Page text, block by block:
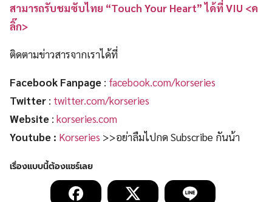
สามารถรับชมซับไทย “Touch Your Heart” ได้ที่ VIU <ค
ลิ๊ก>
ติดตามข่าวสารจากเราได้ที่
Facebook Fanpage : facebook.com/korseries
Twitter : twitter.com/korseries
Website : korseries.com
Youtube : Korseries >>อย่าลืมไปกดSubscribe กันน้า